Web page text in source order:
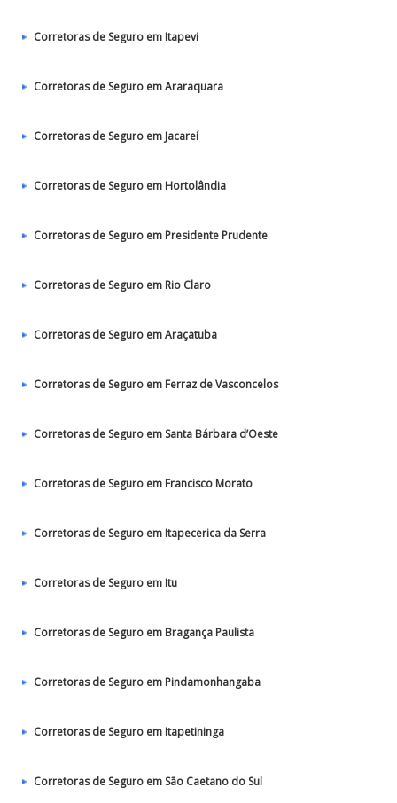
Corretoras de Seguro em Itapevi
Corretoras de Seguro em Araraquara
Corretoras de Seguro em Jacareí
Corretoras de Seguro em Hortolândia
Corretoras de Seguro em Presidente Prudente
Corretoras de Seguro em Rio Claro
Corretoras de Seguro em Araçatuba
Corretoras de Seguro em Ferraz de Vasconcelos
Corretoras de Seguro em Santa Bárbara d’Oeste
Corretoras de Seguro em Francisco Morato
Corretoras de Seguro em Itapecerica da Serra
Corretoras de Seguro em Itu
Corretoras de Seguro em Bragança Paulista
Corretoras de Seguro em Pindamonhangaba
Corretoras de Seguro em Itapetininga
Corretoras de Seguro em São Caetano do Sul